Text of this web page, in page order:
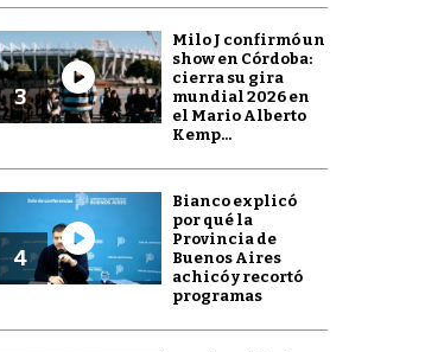
3
Milo J confirmó un
show en Córdoba:
cierra su gira
mundial 2026 en
el Mario Alberto
Kemp...
4
Bianco explicó
por qué la
Provincia de
Buenos Aires
achicó y recortó
programas